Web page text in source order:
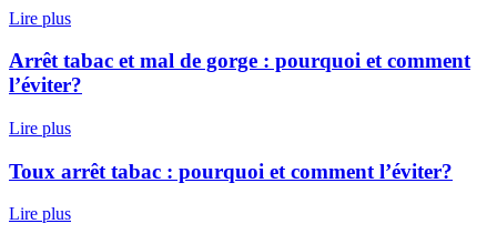
Lire plus
Arrêt tabac et mal de gorge : pourquoi et comment
l’éviter?
Lire plus
Toux arrêt tabac : pourquoi et comment l’éviter?
Lire plus